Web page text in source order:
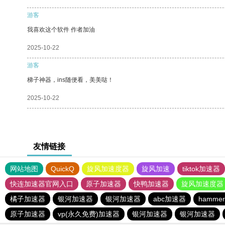
游客
我喜欢这个软件 作者加油
2025-10-22
游客
梯子神器，ins随便看，美美哒！
2025-10-22
友情链接
网站地图 QuickQ 旋风加速度器 旋风加速
tiktok加速器
快连加速器官网入口
原子加速器 快鸭加速器
旋风加速度器
橘子加速器
银河加速器 银河加速器 abc加速器
原子加速器
vp(永久免费)加速器 银河加速器 银河加速器